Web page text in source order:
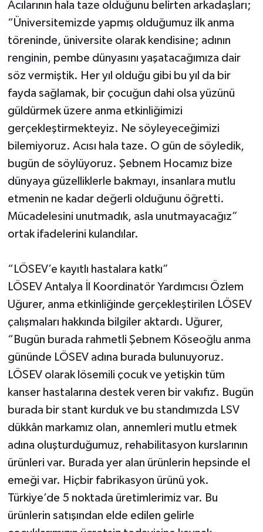
Acılarının hala taze olduğunu belirten arkadaşları;
“Üniversitemizde yapmış olduğumuz ilk anma
töreninde, üniversite olarak kendisine; adının
renginin, pembe dünyasını yaşatacağımıza dair
söz vermiştik. Her yıl olduğu gibi bu yıl da bir
fayda sağlamak, bir çocuğun dahi olsa yüzünü
güldürmek üzere anma etkinliğimizi
gerçekleştirmekteyiz. Ne söyleyeceğimizi
bilemiyoruz. Acısı hala taze. O gün de söyledik,
bugün de söylüyoruz. Şebnem Hocamız bize
dünyaya güzelliklerle bakmayı, insanlara mutlu
etmenin ne kadar değerli olduğunu öğretti.
Mücadelesini unutmadık, asla unutmayacağız”
ortak ifadelerini kulandılar.
“LÖSEV’e kayıtlı hastalara katkı”
LÖSEV Antalya İl Koordinatör Yardımcısı Özlem
Uğurer, anma etkinliğinde gerçekleştirilen LÖSEV
çalışmaları hakkında bilgiler aktardı. Uğurer,
“Bugün burada rahmetli Şebnem Köseoğlu anma
gününde LÖSEV adına burada bulunuyoruz.
LÖSEV olarak lösemili çocuk ve yetişkin tüm
kanser hastalarına destek veren bir vakıfız. Bugün
burada bir stant kurduk ve bu standımızda LSV
dükkân markamız olan, annemleri mutlu etmek
adına oluşturduğumuz, rehabilitasyon kurslarının
ürünleri var. Burada yer alan ürünlerin hepsinde el
emeği var. Hiçbir fabrikasyon ürünü yok.
Türkiye’de 5 noktada üretimlerimiz var. Bu
ürünlerin satışından elde edilen gelirle